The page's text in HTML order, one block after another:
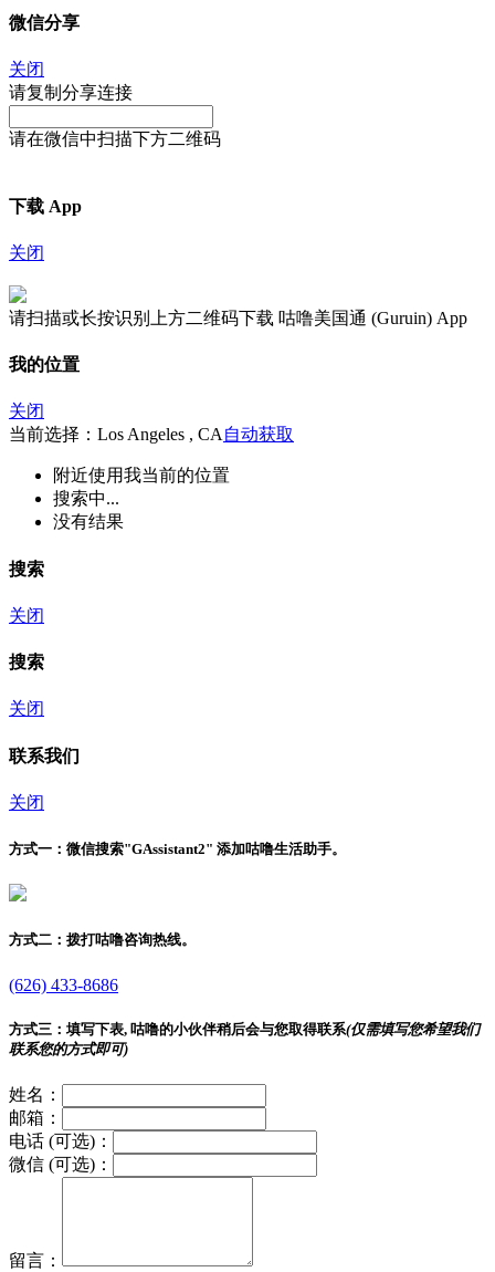
微信分享
关闭
请复制分享连接
请在微信中扫描下方二维码
下载 App
关闭
请扫描或长按识别上方二维码下载 咕噜美国通 (Guruin) App
我的位置
关闭
当前选择：Los Angeles , CA 自动获取
附近使用我当前的位置
搜索中...
没有结果
搜索
关闭
搜索
关闭
联系我们
关闭
方式一： 微信搜索"GAssistant2" 添加咕噜生活助手。
方式二： 拨打咕噜咨询热线。
(626) 433-8686
方式三： 填写下表, 咕噜的小伙伴稍后会与您取得联系(仅需填写您希望我们
联系您的方式即可)
姓名：
邮箱：
电话 (可选)：
微信 (可选)：
留言：